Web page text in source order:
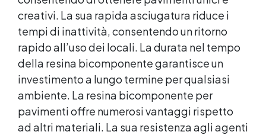
creativi. La sua rapida asciugatura riduce i
tempi di inattività, consentendo un ritorno
rapido all’uso dei locali. La durata nel tempo
della resina bicomponentegarantisce un
investimento a lungo termine per qualsiasi
ambiente. La resina bicomponente per
pavimenti offre numerosi vantaggi rispetto
ad altri materiali. La sua resistenza agli agenti